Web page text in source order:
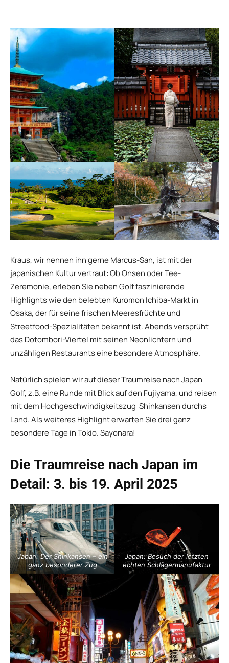
Kraus, wir nennen ihn gerne Marcus-San, ist mit der
japanischen Kultur vertraut: Ob Onsen oder Tee-
Zeremonie, erleben Sie neben Golf faszinierende
Highlights wie den belebten Kuromon Ichiba-Markt in
Osaka, der für seine frischen Meeresfrüchte und
Streetfood-Spezialitäten bekannt ist. Abends versprüht
das Dotombori-Viertel mit seinen Neonlichtern und
unzähligen Restaurants eine besondere Atmosphäre.
Natürlich spielen wir auf dieser Traumreise nach Japan
Golf, z.B. eine Runde mit Blick auf den Fujiyama, und reisen
mit dem Hochgeschwindigkeitszug Shinkansen durchs
Land. Als weiteres Highlight erwarten Sie drei ganz
besondere Tage in Tokio. Sayonara!
Die Traumreise nach Japan im
Detail: 3. bis 19. April 2025
Japan. Der Shinkansen – ein
ganz besonderer Zug
Japan: Besuch der letzten
echten Schlägermanufaktur